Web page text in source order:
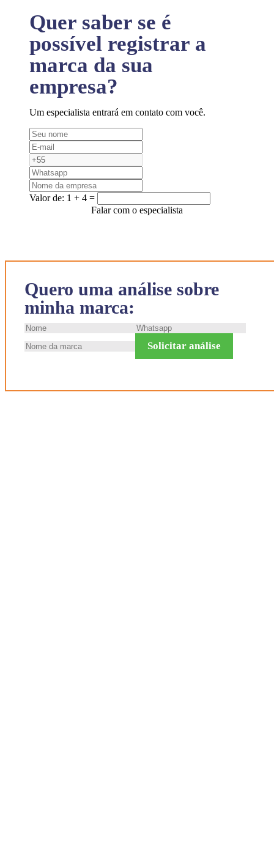
Quero uma análise sobre
minha marca:
Solicitar análise
Quer saber se é
possível registrar a
marca da sua
empresa?
Um especialista entrará em contato com você.
Valor de: 1 + 4 =
Falar com o especialista